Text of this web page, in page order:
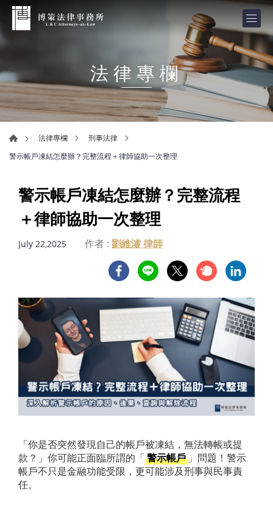
法律專欄
法律專欄
刑事法律
警示帳戶凍結怎麼辦？完整流程＋律師協助一次整理
警示帳戶凍結怎麼辦？完整流程
＋律師協助一次整理
July 22,2025 作者 : 劉維濬 律師
「你是否突然發現自己的帳戶被凍結，無法轉帳或提
款？」你可能正面臨所謂的「警示帳戶 」問題！警示
帳戶不只是金融功能受限，更可能涉及刑事與民事責
任。